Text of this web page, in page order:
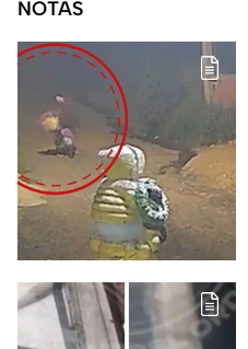
NOTAS